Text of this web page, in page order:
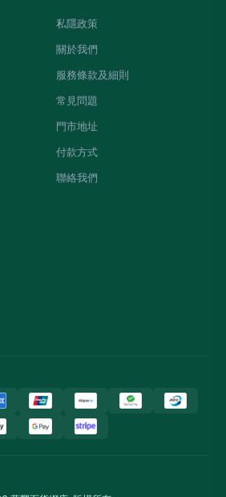
私隱政策
關於我們
服務條款及細則
常見問題
門市地址
付款方式
聯絡我們